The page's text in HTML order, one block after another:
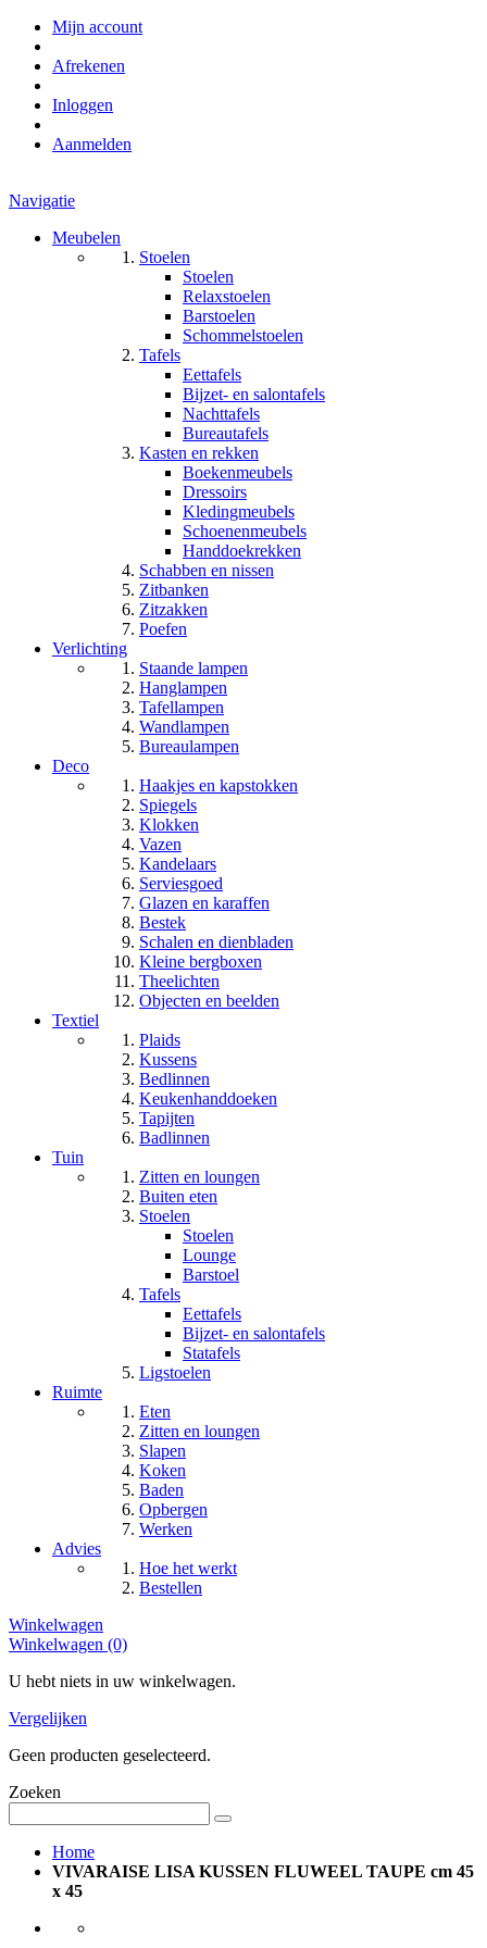
Mijn account
Afrekenen
Inloggen
Aanmelden
Navigatie
Meubelen
Stoelen
Stoelen
Relaxstoelen
Barstoelen
Schommelstoelen
Tafels
Eettafels
Bijzet- en salontafels
Nachttafels
Bureautafels
Kasten en rekken
Boekenmeubels
Dressoirs
Kledingmeubels
Schoenenmeubels
Handdoekrekken
Schabben en nissen
Zitbanken
Zitzakken
Poefen
Verlichting
Staande lampen
Hanglampen
Tafellampen
Wandlampen
Bureaulampen
Deco
Haakjes en kapstokken
Spiegels
Klokken
Vazen
Kandelaars
Serviesgoed
Glazen en karaffen
Bestek
Schalen en dienbladen
Kleine bergboxen
Theelichten
Objecten en beelden
Textiel
Plaids
Kussens
Bedlinnen
Keukenhanddoeken
Tapijten
Badlinnen
Tuin
Zitten en loungen
Buiten eten
Stoelen
Stoelen
Lounge
Barstoel
Tafels
Eettafels
Bijzet- en salontafels
Statafels
Ligstoelen
Ruimte
Eten
Zitten en loungen
Slapen
Koken
Baden
Opbergen
Werken
Advies
Hoe het werkt
Bestellen
Winkelwagen
Winkelwagen (0)
U hebt niets in uw winkelwagen.
Vergelijken
Geen producten geselecteerd.
Zoeken
Home
VIVARAISE LISA KUSSEN FLUWEEL TAUPE cm 45
x 45